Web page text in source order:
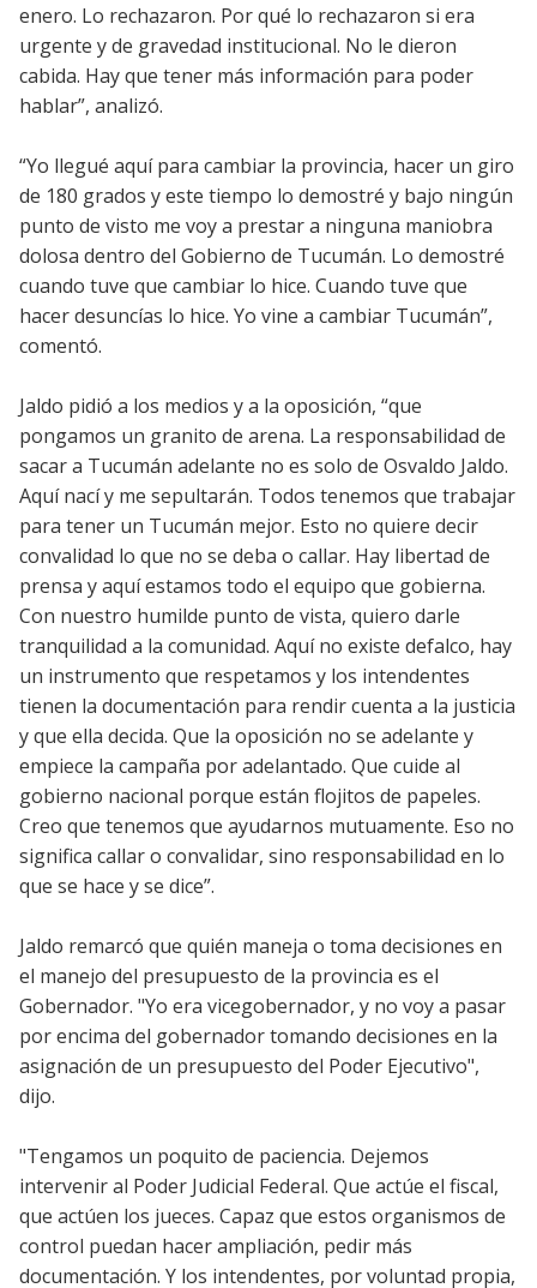
enero. Lo rechazaron. Por qué lo rechazaron si era
urgente y de gravedad institucional. No le dieron
cabida. Hay que tener más información para poder
hablar”, analizó.
“Yo llegué aquí para cambiar la provincia, hacer un giro
de 180 grados y este tiempo lo demostré y bajo ningún
punto de visto me voy a prestar a ninguna maniobra
dolosa dentro del Gobierno de Tucumán. Lo demostré
cuando tuve que cambiar lo hice. Cuando tuve que
hacer desuncías lo hice. Yo vine a cambiar Tucumán”,
comentó.
Jaldo pidió a los medios y a la oposición, “que
pongamos un granito de arena. La responsabilidad de
sacar a Tucumán adelante no es solo de Osvaldo Jaldo.
Aquí nací y me sepultarán. Todos tenemos que trabajar
para tener un Tucumán mejor. Esto no quiere decir
convalidad lo que no se deba o callar. Hay libertad de
prensa y aquí estamos todo el equipo que gobierna.
Con nuestro humilde punto de vista, quiero darle
tranquilidad a la comunidad. Aquí no existe defalco, hay
un instrumento que respetamos y los intendentes
tienen la documentación para rendir cuenta a la justicia
y que ella decida. Que la oposición no se adelante y
empiece la campaña por adelantado. Que cuide al
gobierno nacional porque están flojitos de papeles.
Creo que tenemos que ayudarnos mutuamente. Eso no
significa callar o convalidar, sino responsabilidad en lo
que se hace y se dice”.
Jaldo remarcó que quién maneja o toma decisiones en
el manejo del presupuesto de la provincia es el
Gobernador. "Yo era vicegobernador, y no voy a pasar
por encima del gobernador tomando decisiones en la
asignación de un presupuesto del Poder Ejecutivo",
dijo.
"Tengamos un poquito de paciencia. Dejemos
intervenir al Poder Judicial Federal. Que actúe el fiscal,
que actúen los jueces. Capaz que estos organismos de
control puedan hacer ampliación, pedir más
documentación. Y los intendentes, por voluntad propia,